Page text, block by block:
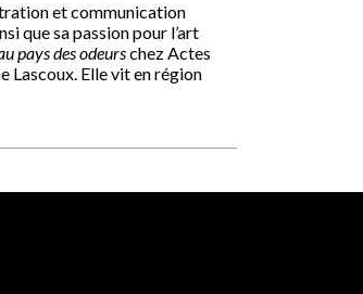
et communication
que sa passion pour l’art
pays des odeurschez Actes
Lascoux. Elle vit en région